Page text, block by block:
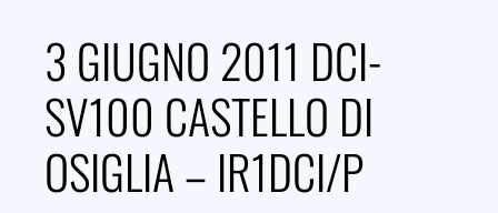
3 GIUGNO 2011 DCI-
SV100 CASTELLO DI
OSIGLIA – IR1DCI/P